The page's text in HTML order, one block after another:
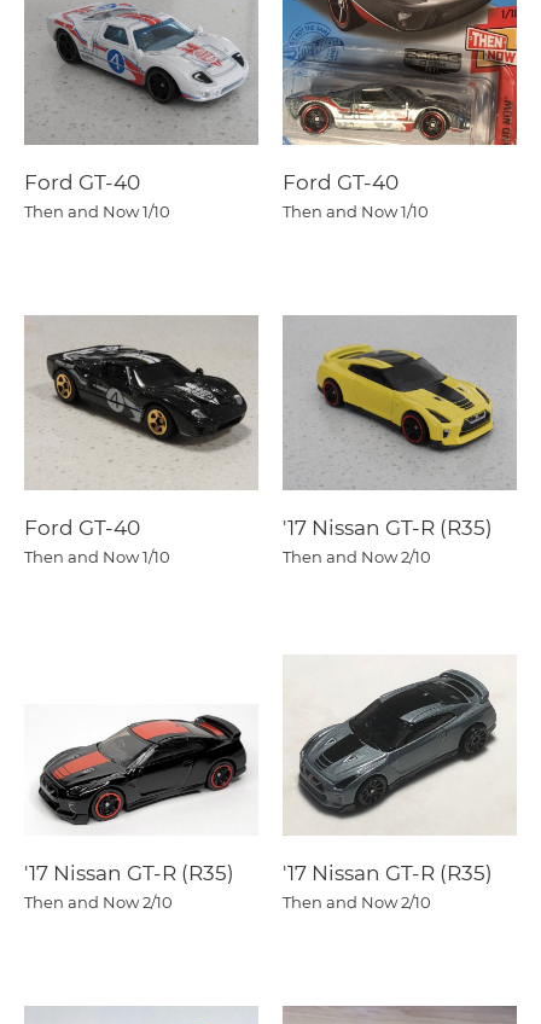
Ford GT-40
Then and Now1/10
Ford GT-40
Then and Now1/10
Ford GT-40
Then and Now1/10
'17 Nissan GT-R (R35)
Then and Now2/10
'17 Nissan GT-R (R35)
Then and Now2/10
'17 Nissan GT-R (R35)
Then and Now2/10